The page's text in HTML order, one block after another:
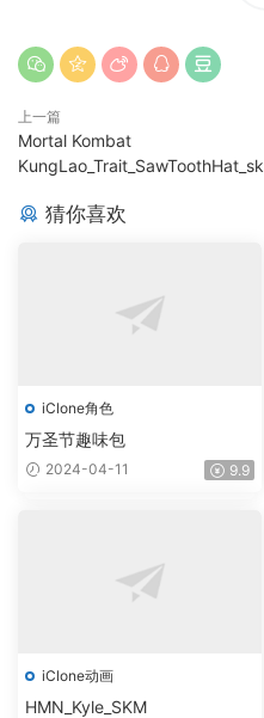
上一篇
Mortal Kombat
KungLao_Trait_SawToothHat_sk
猜你喜欢
iClone角色
万圣节趣味包
2024-04-11 9.9
iClone动画
HMN_Kyle_SKM